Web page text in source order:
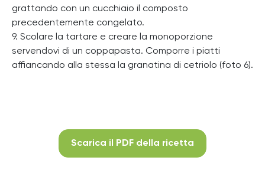
grattando con un cucchiaio il composto
precedentemente congelato.
9. Scolare la tartare e creare la monoporzione
servendovi di un coppapasta. Comporre i piatti
affiancando alla stessa la granatina di cetriolo (foto 6).
Scarica il PDF della ricetta